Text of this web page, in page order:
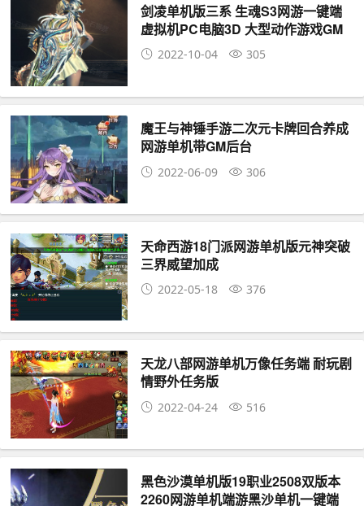
剑凌单机版三系 生魂S3网游一键端
虚拟机PC电脑3D 大型动作游戏GM
2022-10-04 305
魔王与神锤手游二次元卡牌回合养成
网游单机带GM后台
2022-06-09 306
天命西游18门派网游单机版元神突破
三界威望加成
2022-05-18 376
天龙八部网游单机万像任务端 耐玩剧
情野外任务版
2022-04-24 516
黑色沙漠单机版19职业2508双版本
2260网游单机端游黑沙单机一键端